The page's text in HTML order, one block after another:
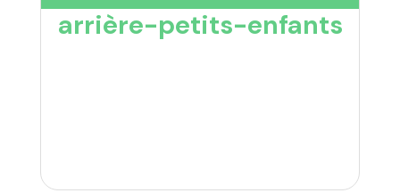
arrière-petits-enfants